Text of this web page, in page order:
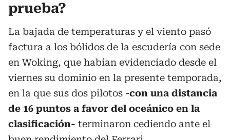
prueba?
La bajada de temperaturas y el viento pasó
factura a los bólidos de la escudería con sede
en Woking, que habían evidenciado desde el
viernes su dominio en la presente temporada,
en la que sus dos pilotos -con una distancia
de 16 puntos a favor del oceánico en la
clasificación- terminaron cediendo ante el